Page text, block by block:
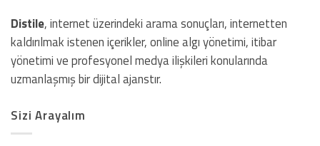
Distile, internet üzerindeki arama sonuçları, internetten
kaldırılmak istenen içerikler, online algı yönetimi, itibar
yönetimi ve profesyonel medya ilişkileri konularında
uzmanlaşmış bir dijital ajanstır.
Sizi Arayalım